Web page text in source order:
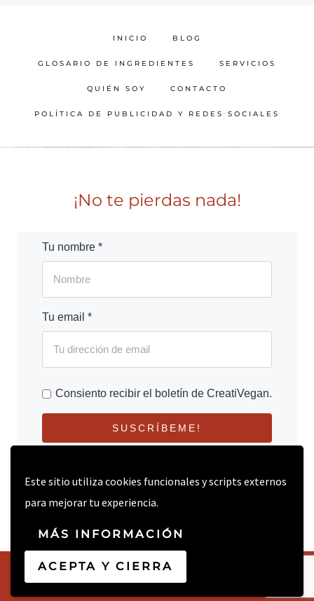
Este sitio utiliza cookies funcionales y scripts externos
para mejorar tu experiencia.
MÁS INFORMACIÓN
ACEPTA Y CIERRA
INICIO BLOG
GLOSARIO DE INGREDIENTES SERVICIOS
QUIÉN SOY CONTACTO
POLÍTICA DE PUBLICIDAD Y REDES SOCIALES
¡No te pierdas nada!
Tu nombre *
Tu email *
Consiento recibir el boletín de CreatiVegan.
SUSCRÍBEME!
© 2026 CREATIVEGAN.NET